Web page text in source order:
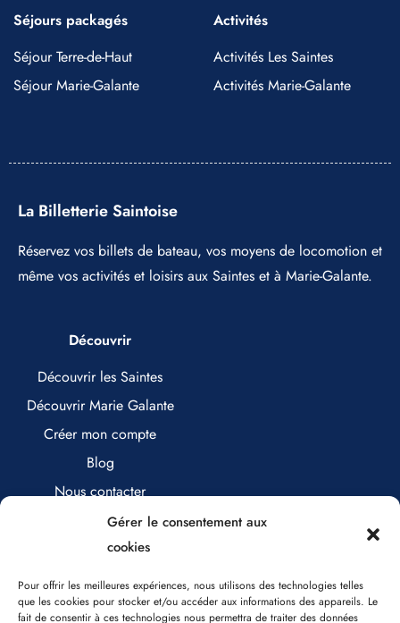
Gérer le consentement aux
cookies
Pour offrir les meilleures expériences, nous utilisons des technologies telles
que les cookies pour stocker et/ou accéder aux informations des appareils. Le
fait de consentir à ces technologies nous permettra de traiter des données
Séjours packagés
Séjour Terre-de-Haut
Séjour Marie-Galante
Activités
Activités Les Saintes
Activités Marie-Galante
La Billetterie Saintoise
Réservez vos billets de bateau, vos moyens de locomotion et
même vos activités et loisirs aux Saintes et à Marie-Galante.
Découvrir
Découvrir les Saintes
Découvrir Marie Galante
Créer mon compte
Blog
Nous contacter
0890 17 25 71 (0,80€/minute)